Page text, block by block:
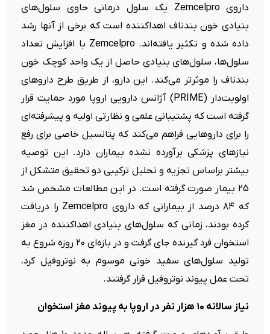
داروی Zemcelpro یک سلول درمانی حاوی سلول‌های
بنیادی خون بندناف اهداکننده است که برخی از آنها رشد
داده شده و تکثیر یافته‌اند. Zemcelpro با افزایش تعداد
سلول‌ها، سلول‌های بنیادی حاصل از یک واحد کوچک خون
بندناف را موثرتر می‌کند. این دارو، از طریق طرح داروهای
اولویت‌دار (PRIME) آژانس دارویی اروپا مورد حمایت قرار
گرفته است که پشتیبانی علمی و نظارتی اولیه و پیشرفته‌ای
را برای داروهایی فراهم می‌کند که پتانسیل خاصی برای رفع
نیازهای پزشکی برآورده نشده بیماران دارد. این توصیه
بیشتر براساس تجزیه و تحلیل ترکیبی دو تحقیق متشکل از
۲۵ بیمار صورت گرفته است. در این مطالعات مشخص شد
که ۸۴ درصد از بیمارانی که داروی Zemcelpro را دریافت
کرده بودند، زمانی که سلول‌های بنیادی اهداکننده در مغز
استخوان فرد گیرنده جای گرفت و در بازه‌ای ۲۰ روزه شروع به
تولید سلول‌های سفید خونی موسوم به نوتروفیل کرد،
تحت عمل پیوند نوتروفیل قرار گرفتند.
نیاز سالانه ۱۰ هزار نفر در اروپا به پیوند مغز استخوان